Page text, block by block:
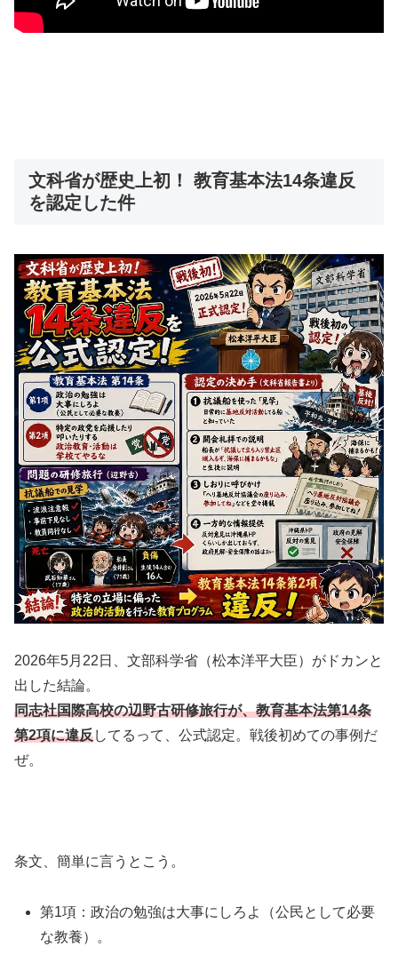
文科省が歴史上初！ 教育基本法14条違反
を認定した件
2026年5月22日、文部科学省（松本洋平大臣）がドカンと
出した結論。
同志社国際高校の辺野古研修旅行が、教育基本法第14条
第2項に違反してるって、公式認定。戦後初めての事例だ
ぜ。
条文、簡単に言うとこう。
第1項：政治の勉強は大事にしろよ（公民として必要
な教養）。